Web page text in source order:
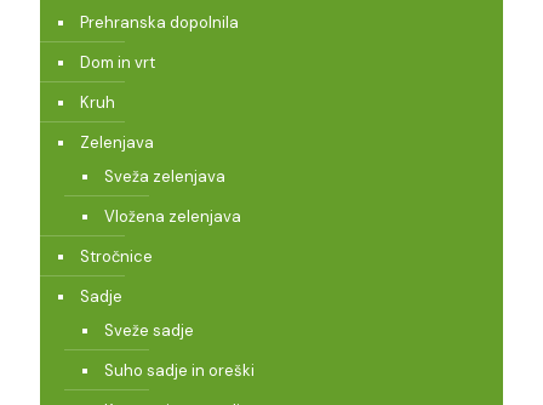
Prehranska dopolnila
Dom in vrt
Kruh
Zelenjava
Sveža zelenjava
Vložena zelenjava
Stročnice
Sadje
Sveže sadje
Suho sadje in oreški